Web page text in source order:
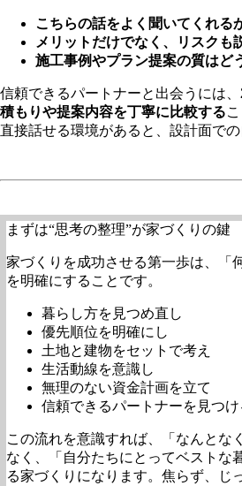
こちらの話をよく聞いてくれる
メリットだけでなく、リスクも
施工事例やプラン提案の質はど
信頼できるパートナーと出会うには、
積もりや提案内容を丁寧に比較する
直接話せる環境があると、設計面での
まずは“思考の整理”が家づくりの鍵
家づくりを成功させる第一歩は、「
を明確にすることです。
暮らし方を見つめ直し
優先順位を明確にし
土地と建物をセットで考え
生活動線を意識し
無理のない資金計画を立て
信頼できるパートナーを見つけ
この流れを意識すれば、「なんとな
なく、「自分たちにとってベストな
る家づくりになります。焦らず、じ